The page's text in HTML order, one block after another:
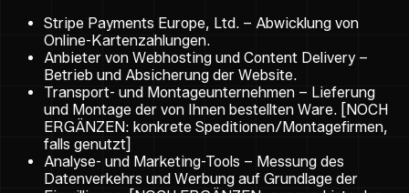
Stripe Payments Europe, Ltd. – Abwicklung von
Online-Kartenzahlungen.
Anbieter von Webhosting und Content Delivery –
Betrieb und Absicherung der Website.
Transport- und Montageunternehmen – Lieferung
und Montage der von Ihnen bestellten Ware. [NOCH
ERGÄNZEN: konkrete Speditionen/Montagefirmen,
falls genutzt]
Analyse- und Marketing-Tools – Messung des
Datenverkehrs und Werbung auf Grundlage der